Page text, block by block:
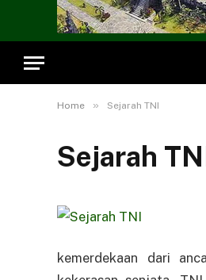
Home » Sejarah TNI
Sejarah
kemerdekaan dari